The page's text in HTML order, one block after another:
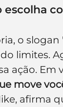
escolha
o
limites.
ação. Em
move
afirma